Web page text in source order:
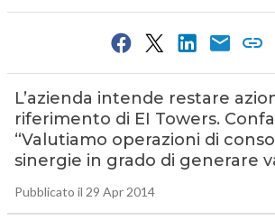
L’azienda intende restare
riferimento di EI Towers.
“Valutiamo operazioni di
sinergie in grado di generare
Pubblicato il 29 Apr 2014